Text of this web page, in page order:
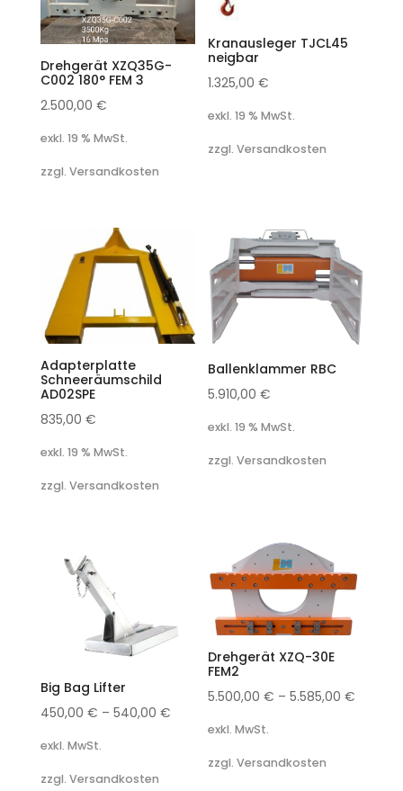
Drehgerät XZQ35G-
C002 180° FEM 3
2.500,00 €
exkl. 19 % MwSt.
zzgl. Versandkosten
Kranausleger TJCL45
neigbar
1.325,00€
exkl. 19 % MwSt.
zzgl. Versandkosten
Adapterplatte
Schneeräumschild
AD02SPE
835,00 €
exkl. 19 % MwSt.
zzgl. Versandkosten
Ballenklammer RBC
5.910,00€
exkl. 19 % MwSt.
zzgl. Versandkosten
Big Bag Lifter
450,00 € – 540,00 €
exkl. MwSt.
zzgl. Versandkosten
Drehgerät XZQ-30E
FEM2
5.500,00€ –5.585,00€
exkl. MwSt.
zzgl. Versandkosten